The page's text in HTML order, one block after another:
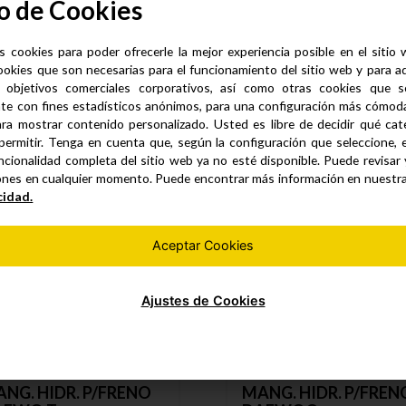
Freno
Productos similares
HIDR. P/FRENO
MANG. HIDR. P/
de Cookies
cookies para poder ofrecerle la mejor experiencia posible en el sitio
que son necesarias para el funcionamiento del sitio web y para
objetivos comerciales corporativos, así como otras cookies que
con fines estadísticos anónimos, para una configuración más
mostrar contenido personalizado. Usted es libre de decidir qué
Tenga en cuenta que, según la configuración que seleccione,
completa del sitio web ya no esté disponible. Puede revisar
en cualquier momento. Puede encontrar más información en nuestra
Aceptar Cookies
Ajustes de Cookies